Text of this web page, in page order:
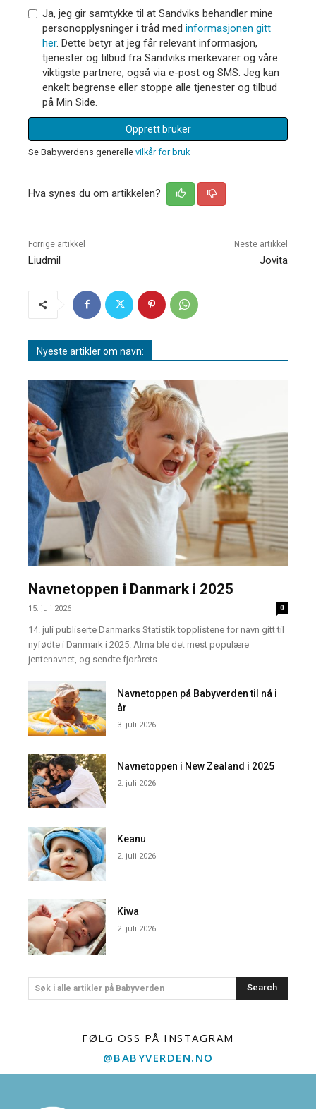
Ja, jeg gir samtykke til at Sandviks behandler mine
personopplysninger i tråd med informasjonen gitt
her. Dette betyr at jeg får relevant informasjon,
tjenester og tilbud fra Sandviks merkevarer og våre
viktigste partnere, også via e-post og SMS. Jeg kan
enkelt begrense eller stoppe alle tjenester og tilbud
på Min Side.
Opprett bruker
Se Babyverdens generelle vilkår for bruk
Hva synes du om artikkelen?
Forrige artikkel
Liudmil
Neste artikkel
Jovita
Nyeste artikler om navn:
Navnetoppen i Danmark i 2025
15. juli 2026 0
14. juli publiserte Danmarks Statistik topplistene for navn gitt til
nyfødte i Danmark i 2025. Alma ble det mest populære
jentenavnet, og sendte fjorårets...
Navnetoppen på Babyverden til nå i
år
3. juli 2026
Navnetoppen i New Zealand i 2025
2. juli 2026
Keanu
2. juli 2026
Kiwa
2. juli 2026
Søk i alle artikler på Babyverden Search
FØLG OSS PÅ INSTAGRAM
@BABYVERDEN.NO